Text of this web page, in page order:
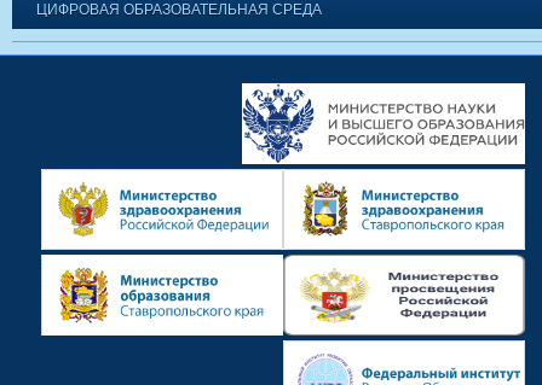
ЦИФРОВАЯ ОБРАЗОВАТЕЛЬНАЯ СРЕДА